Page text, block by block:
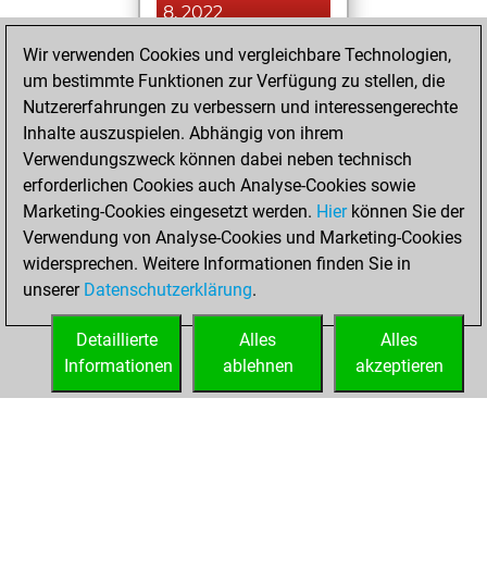
8, 2022
You achieved a
BeautyScore of 7
Fritz
achieved a new Elo
of 1590
Sonntag, August
7, 2022
You created
your Fritz account
Wir verwenden Cookies und vergleichbare Technologien,
um bestimmte Funktionen zur Verfügung zu stellen, die
Nutzererfahrungen zu verbessern und interessengerechte
Inhalte auszuspielen. Abhängig von ihrem
Verwendungszweck können dabei neben technisch
erforderlichen Cookies auch Analyse-Cookies sowie
Marketing-Cookies eingesetzt werden. Hierkönnen Sie der
Verwendung von Analyse-Cookies und Marketing-Cookies
widersprechen. Weitere Informationen finden Sie in
unserer Datenschutzerklärung.
Alles
akzeptieren
Alles
ablehnen
Detaillierte
Informationen